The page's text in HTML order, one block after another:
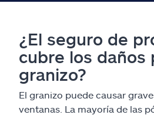
¿El seguro de
cubre los daños
granizo?
El granizo puede causar
ventanas. La mayoría de las